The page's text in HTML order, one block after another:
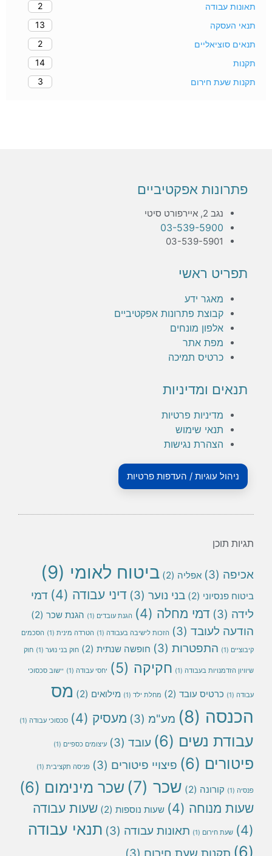
תאונות עבודה
2
תנאי העסקה
13
תנאים סוציאליים
2
תקנות
14
תקנות שעת חירום
3
פתרונות אפקטיביים
נגב 2, איירפורט סיטי
03-539-5900
03-539-5901
תפריט ראשי
מאגר ידע
קבוצת פתרונות אפקטיביים
אלפון מונחים
מפת אתר
כרטיס תמיכה
תנאים ומדיניות
מדיניות פרטיות
תנאי שימוש
הצהרת נגישות
ניהול עוגיות / העדפות פרטיות
תגיות תוכן
אכיפה (3) אפליה (2) ביטוח לאומי (9)
ביטוח פנסיוני (2) בני נוער (3) דיני עבודה (4)
דמי
לידה (3) דמי מחלה (4) הגנת עובדים (1) הגנת שכר (2)
הודעה לעובד (3) הזכות לישיבה בעבודה (1) הטרדה מינית (1) הסכמים
קיבוציים (1) התפטרות (3) חופשה שנתית (2) חוק בני נוער (1) חוק
שיוויון הזדמנויות בעבודה (1) חקיקה (5) יחסי עבודה (1) יישוב סכסוכי
עבודה (1) כרטיס עובד (2) מחלת ילד (1) מילואים (2)
מס
הכנסה (8) מע"מ (3) מעסיק (4) סכסוכי עבודה (1)
עבודת נשים (6) עובד (3) עיצומים כספיים (1)
פיטורים (6) פיצויי פיטורים (3) פניסה תקציבית (1)
פנסיה (1) קורונה (2) שכר (7) שכר מינימום (6)
שעות מנוחה (4) שעות נוספות (2)
שעות עבודה
(4)
שעת חירום (1) תאונות עבודה (3)
תנאי עבודה
(6)
תקנות שעת חירום (3)